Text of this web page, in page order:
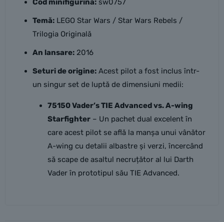
Temă:LEGO Star Wars / Star Wars Rebels /
Trilogia Originală
An lansare:2016
Seturi de origine:Acest pilot a fost inclus într-
un singur set de luptă de dimensiuni medii:
75150 Vader’s TIE Advanced vs. A-wing
Starfighter– Un pachet dual excelent în
care acest pilot se află la manșa unui vânător
A-wing cu detalii albastre și verzi, încercând
să scape de asaltul necruțător al lui Darth
Vader în prototipul său TIE Advanced.